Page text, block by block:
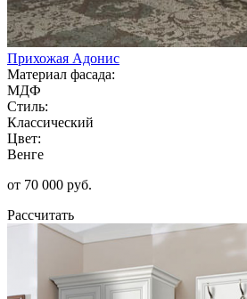
Прихожая Адонис
Материал фасада:
МДФ
Стиль:
Классический
Цвет:
Венге
от 70 000 руб.
Рассчитать